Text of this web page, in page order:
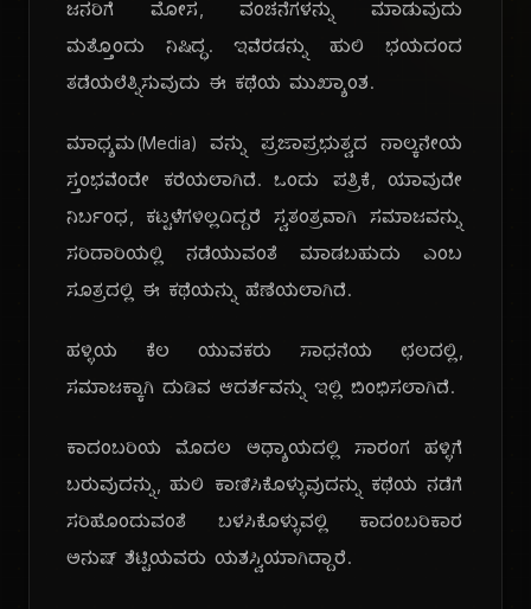
ಜನರಿಗೆ ಮೋಸ, ವಂಚನೆಗಳನ್ನು ಮಾಡುವುದು
ಮತ್ತೊಂದು ನಿಷಿದ್ಧ. ಇವೆರಡನ್ನು ಹುಲಿ ಭಯದಂದ
ತಡೆಯಲೆತ್ನಿಸುವುದು ಈ ಕಥೆಯ ಮುಖ್ಯಾಂಶ.
ಮಾಧ್ಯಮ(Media) ವನ್ನು ಪ್ರಜಾಪ್ರಭುತ್ವದ ನಾಲ್ಕನೇಯ
ಸ್ತಂಭವೆಂದೇ ಕರೆಯಲಾಗಿದೆ. ಒಂದು ಪತ್ರಿಕೆ, ಯಾವುದೇ
ನಿರ್ಬಂಧ, ಕಟ್ಟಳೆಗಳಿಲ್ಲದಿದ್ದರೆ ಸ್ವತಂತ್ರವಾಗಿ ಸಮಾಜವನ್ನು
ಸರಿದಾರಿಯಲ್ಲಿ ನಡೆಯುವಂತೆ ಮಾಡಬಹುದು ಎಂಬ
ಸೂತ್ರದಲ್ಲಿ ಈ ಕಥೆಯನ್ನು ಹೆಣೆಯಲಾಗಿದೆ.
ಹಳ್ಳಿಯ ಕೆಲ ಯುವಕರು ಸಾಧನೆಯ ಛಲದಲ್ಲಿ,
ಸಮಾಜಕ್ಕಾಗಿ ದುಡಿವ ಆದರ್ಶವನ್ನು ಇಲ್ಲಿ ಬಿಂಭಿಸಲಾಗಿದೆ.
ಕಾದಂಬರಿಯ ಮೊದಲ ಅಧ್ಯಾಯದಲ್ಲಿ ಸಾರಂಗ ಹಳ್ಳಿಗೆ
ಬರುವುದನ್ನು, ಹುಲಿ ಕಾಣಿಸಿಕೊಳ್ಳುವುದನ್ನು ಕಥೆಯ ನಡೆಗೆ
ಸರಿಹೊಂದುವಂತೆ ಬಳಸಿಕೊಳ್ಳುವಲ್ಲಿ ಕಾದಂಬರಿಕಾರ
ಅನುಷ್ ಶೆಟ್ಟಿಯವರು ಯಶಸ್ವಿಯಾಗಿದ್ದಾರೆ.